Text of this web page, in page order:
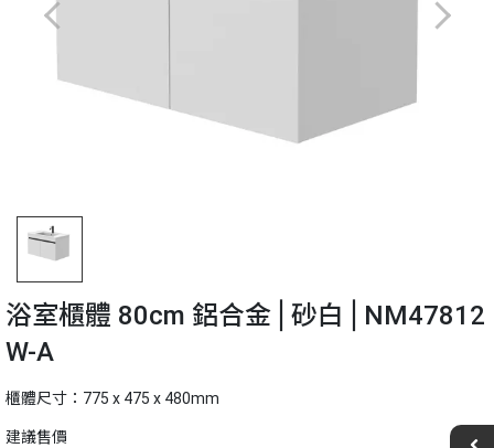
浴室櫃體 80cm 鋁合金⎪砂白⎪NM47812
W-A
櫃體尺寸：775 x 475 x 480mm
建議售價